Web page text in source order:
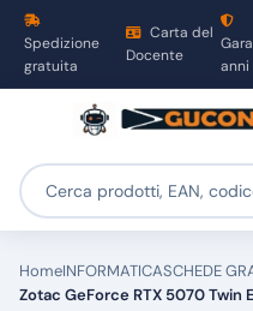
Spedizione
gratuita
Carta del
Docente
anni
HomeINFORMATICASCHEDE
Zotac GeForce RTX 5070 Twin